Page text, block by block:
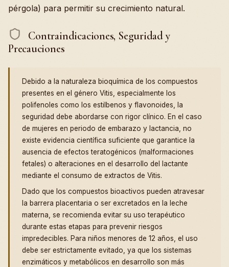
pérgola) para permitir su crecimiento natural.
Contraindicaciones, Seguridad y
Precauciones
Debido a la naturaleza bioquímica de los compuestos
presentes en el género Vitis, especialmente los
polifenoles como los estilbenos y flavonoides, la
seguridad debe abordarse con rigor clínico. En el caso
de mujeres en periodo de embarazo y lactancia, no
existe evidencia científica suficiente que garantice la
ausencia de efectos teratogénicos (malformaciones
fetales) o alteraciones en el desarrollo del lactante
mediante el consumo de extractos de Vitis.
Dado que los compuestos bioactivos pueden atravesar
la barrera placentaria o ser excretados en la leche
materna, se recomienda evitar su uso terapéutico
durante estas etapas para prevenir riesgos
impredecibles. Para niños menores de 12 años, el uso
debe ser estrictamente evitado, ya que los sistemas
enzimáticos y metabólicos en desarrollo son más